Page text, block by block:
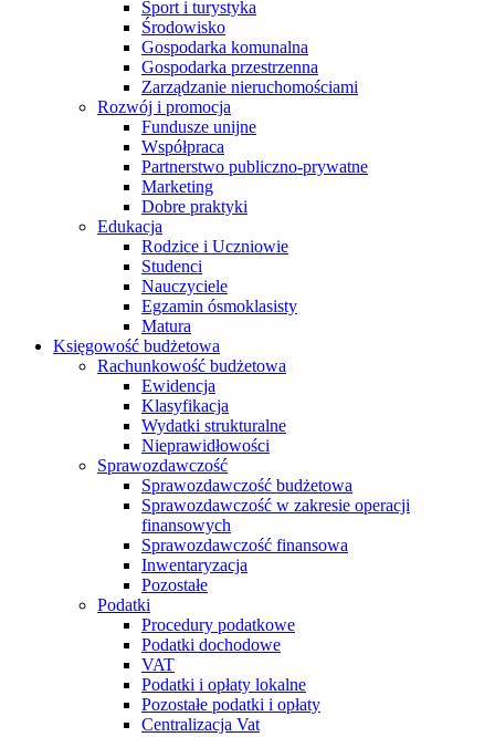
Sport i turystyka
Środowisko
Gospodarka komunalna
Gospodarka przestrzenna
Zarządzanie nieruchomościami
Rozwój i promocja
Fundusze unijne
Współpraca
Partnerstwo publiczno-prywatne
Marketing
Dobre praktyki
Edukacja
Rodzice i Uczniowie
Studenci
Nauczyciele
Egzamin ósmoklasisty
Matura
Księgowość budżetowa
Rachunkowość budżetowa
Ewidencja
Klasyfikacja
Wydatki strukturalne
Nieprawidłowości
Sprawozdawczość
Sprawozdawczość budżetowa
Sprawozdawczość w zakresie operacji
finansowych
Sprawozdawczość finansowa
Inwentaryzacja
Pozostałe
Podatki
Procedury podatkowe
Podatki dochodowe
VAT
Podatki i opłaty lokalne
Pozostałe podatki i opłaty
Centralizacja Vat